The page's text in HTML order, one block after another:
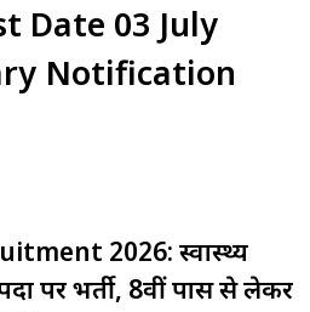
Date 03 July
Notification
2026: स्वास्थ्य
पर भर्ती, 8वीं पास से लेकर